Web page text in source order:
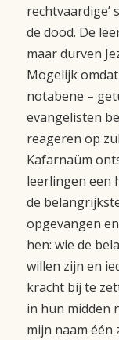
de dood. De
maar durven
Mogelijk omdat
notabene –
evangelisten
reageren op
Kafarnaüm
leerlingen een
de
opgevangen
hen: wie de
willen zijn en
kracht bij te
in hun midden
mijn naam één